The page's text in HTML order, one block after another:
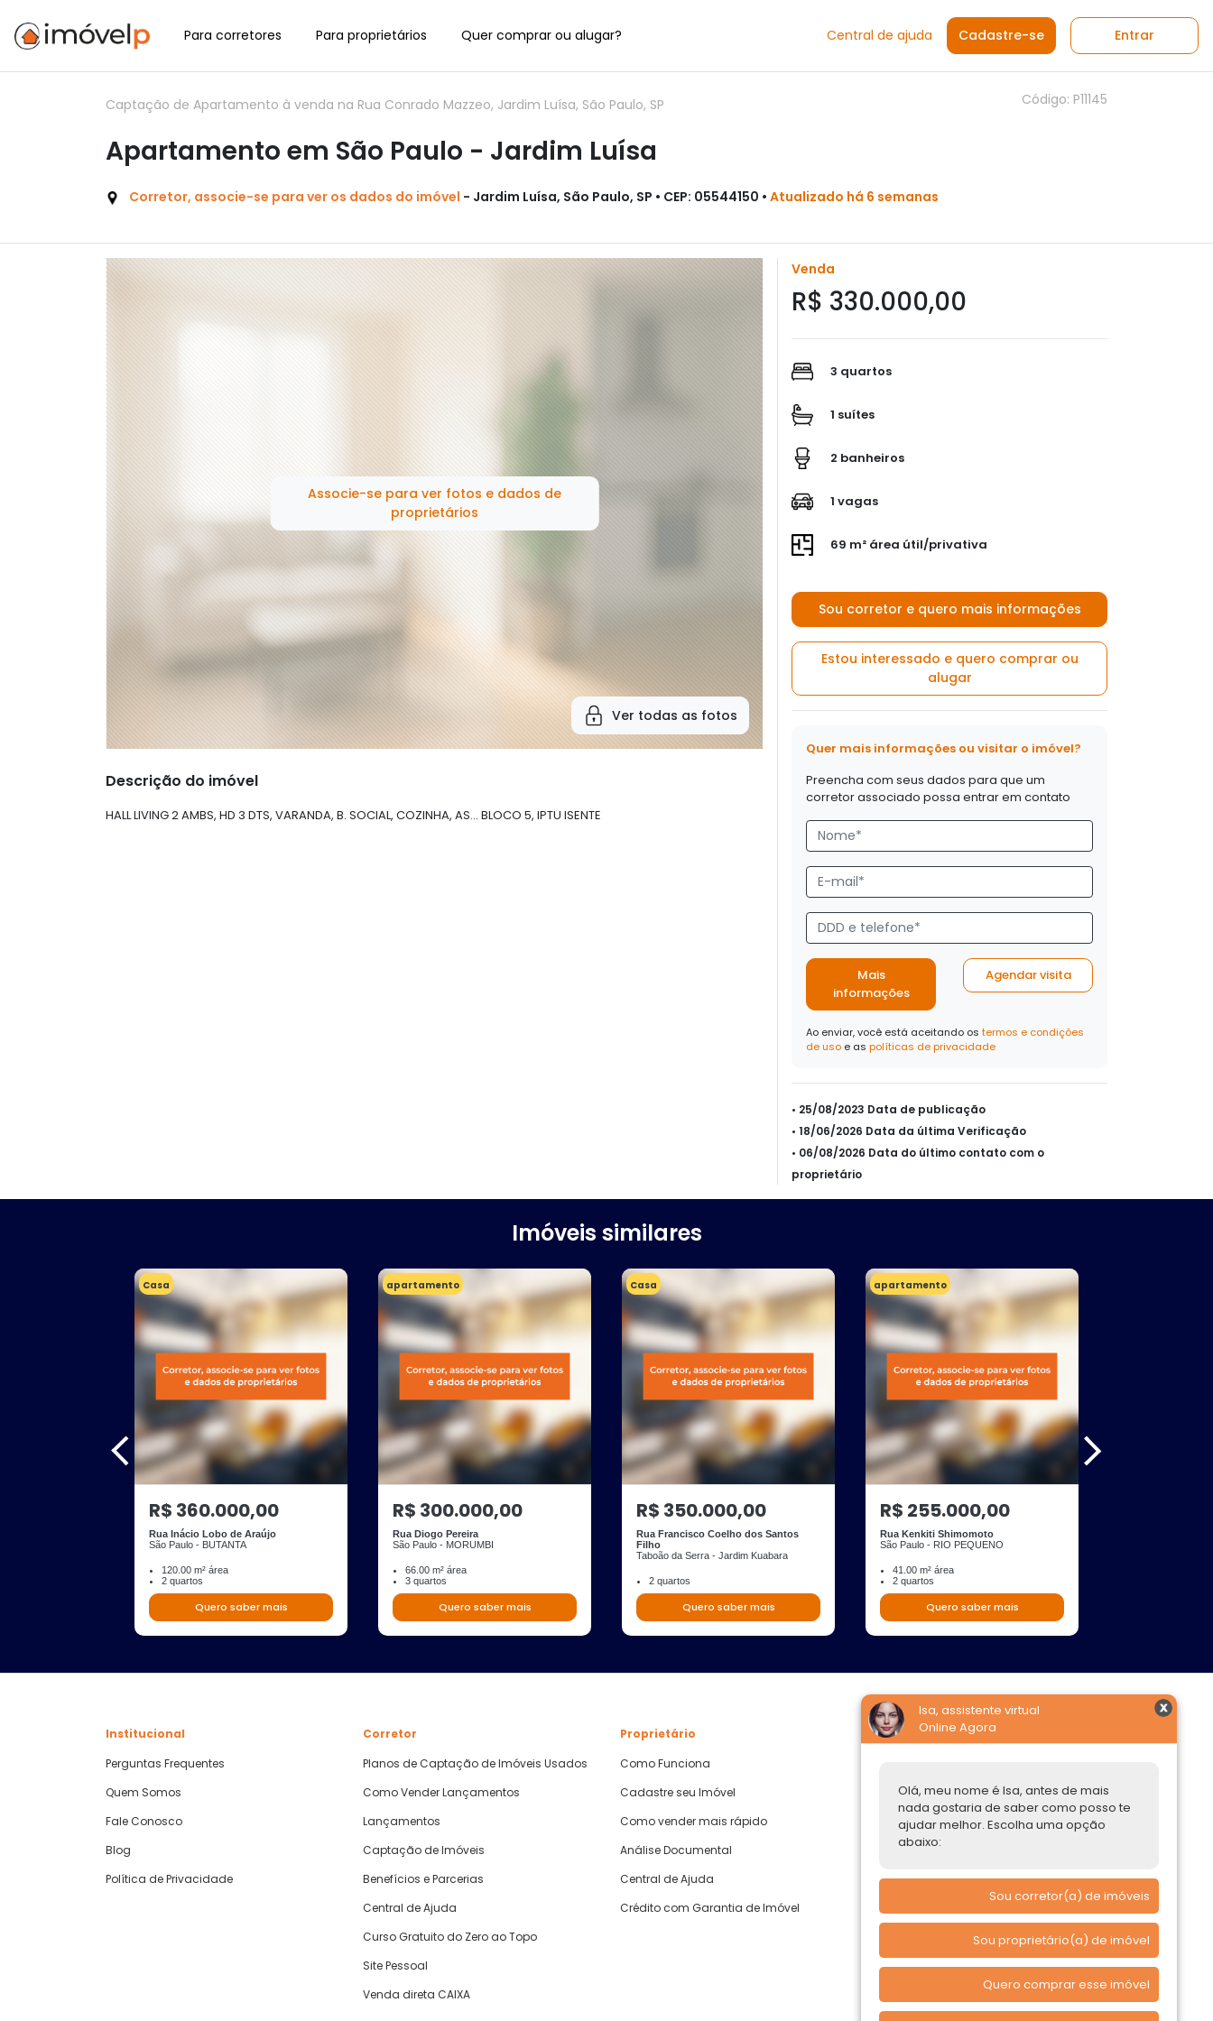
Para corretores Para proprietários Quer comprar ou alugar? Central de ajuda Cadastre-se Entrar
Captação de Apartamento à venda na Rua Conrado Mazzeo, Jardim Luísa, São Paulo, SP Código: P11145
Apartamento em São Paulo - Jardim Luísa
Corretor, associe-se para ver os dados do imóvel - Jardim Luísa, São Paulo, SP • CEP: 05544150 • Atualizado há 6 semanas
Associe-se para ver fotos e dados de
proprietários
Ver todas as fotos
Descrição do imóvel
HALL LIVING 2 AMBS, HD 3 DTS, VARANDA, B. SOCIAL, COZINHA, AS... BLOCO 5, IPTU ISENTE
Venda
R$ 330.000,00
3 quartos
1 suítes
2 banheiros
1 vagas
69 m² área útil/privativa
Sou corretor e quero mais informações
Estou interessado e quero comprar ou
alugar
Quer mais informações ou visitar o imóvel?
Preencha com seus dados para que um
corretor associado possa entrar em contato
Mais
informações
Agendar visita
Ao enviar, você está aceitando os termos e condições
de uso e as políticas de privacidade
• 25/08/2023 Data de publicação
• 18/06/2026 Data da última Verificação
• 06/08/2026 Data do último contato com o
proprietário
Imóveis similares
Casa
R$ 360.000,00
Rua Inácio Lobo de Araújo
São Paulo - BUTANTA
120.00 m² área
2 quartos
Quero saber mais
apartamento
R$ 300.000,00
Rua Diogo Pereira
São Paulo - MORUMBI
66.00 m² área
3 quartos
Quero saber mais
Casa
R$ 350.000,00
Rua Francisco Coelho dos Santos
Filho
Taboão da Serra - Jardim Kuabara
2 quartos
Quero saber mais
apartamento
R$ 255.000,00
Rua Kenkiti Shimomoto
São Paulo - RIO PEQUENO
41.00 m² área
2 quartos
Quero saber mais
Isa, assistente virtual
Online Agora
Olá, meu nome é Isa, antes de mais
nada gostaria de saber como posso te
ajudar melhor. Escolha uma opção
abaixo:
Sou corretor(a) de imóveis
Sou proprietário(a) de imóvel
Quero comprar esse imóvel
Institucional
Perguntas Frequentes
Quem Somos
Fale Conosco
Blog
Política de Privacidade
Corretor
Planos de Captação de Imóveis Usados
Como Vender Lançamentos
Lançamentos
Captação de Imóveis
Benefícios e Parcerias
Central de Ajuda
Curso Gratuito do Zero ao Topo
Site Pessoal
Venda direta CAIXA
Proprietário
Como Funciona
Cadastre seu Imóvel
Como vender mais rápido
Análise Documental
Central de Ajuda
Crédito com Garantia de Imóvel
Construtoras
Comprar ou alugar
Quero Comprar